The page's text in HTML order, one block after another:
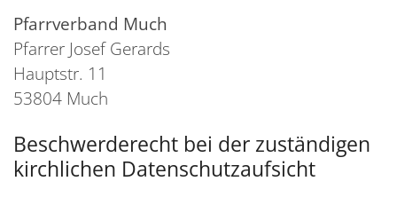
Pfarrverband Much
Pfarrer Josef Gerards
Hauptstr. 11
53804 Much
Beschwerderecht bei der zuständigen
kirchlichen Datenschutzaufsicht